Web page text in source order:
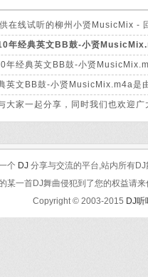
在线试听的柳州小贤MusicMix
年经典英文BB鼓-小贤
经典英文BB鼓-小贤
文BB鼓-小贤MusicMix.m4a是
大家一起分享，同时我们也欢迎
个 DJ 分享与交流的平台,站内所有
某一首DJ舞曲侵犯到了您的权益请
Copyright © 2003-2015 DJ